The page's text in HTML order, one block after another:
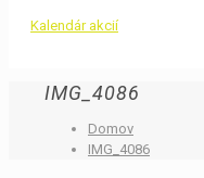
Kalendár akcií
IMG_4086
Domov
IMG_4086